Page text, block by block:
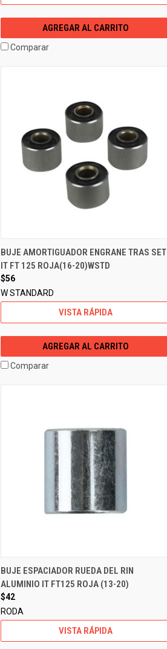
AGREGAR AL CARRITO
Comparar
BUJE AMORTIGUADOR ENGRANE TRAS SET
IT FT 125 ROJA(16-20)WSTD
$56
W STANDARD
VISTA RÁPIDA
AGREGAR AL CARRITO
Comparar
BUJE ESPACIADOR RUEDA DEL RIN
ALUMINIO IT FT125 ROJA (13-20)
$42
RODA
VISTA RÁPIDA